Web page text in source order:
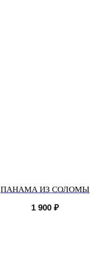
ПАНАМА ИЗ СОЛОМЫ
1 900 ₽